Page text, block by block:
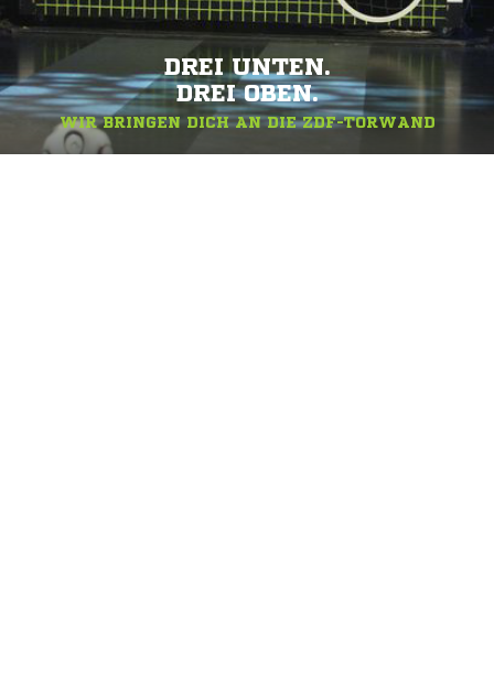
DREI UNTEN.
DREI OBEN.
WIR BRINGEN DICH AN DIE ZDF-TORWAND